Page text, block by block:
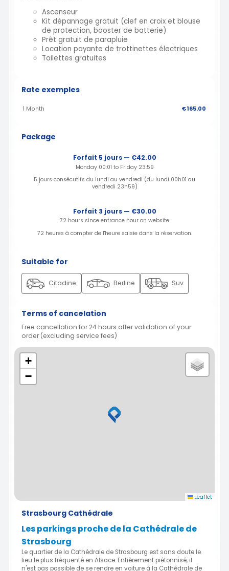
Ascenseur
Kit dépannage gratuit (clef en croix et blouse
de protection, booster de batterie)
Prêt gratuit de parapluie
Location payante de trottinettes électriques
Toilettes gratuites
Rate exemples
1 Month €165.00
Package
Forfait 5 jours — €42.00
Monday 00:01 to Friday 23:59
5 jours consécutifs du lundi au vendredi (du lundi 00h01 au
vendredi 23h59)
Forfait 3 jours — €30.00
72 hours since entrance hour on website
72 heures à compter de l'heure saisie dans la réservation.
Suitable for
Citadine Berline Suv
Terms of cancelation
Free cancellation for 24 hours after validation of your
order (excluding service fees)
+
−
Leaflet
Strasbourg Cathédrale
Les parkings proche de la Cathédrale de
Strasbourg
Le quartier de la Cathédrale de Strasbourg est sans doute le
lieu le plus fréquenté en Alsace. Entièrement piétonnisé, il
n'est pas possible de se rendre en voiture à la Cathédrale de